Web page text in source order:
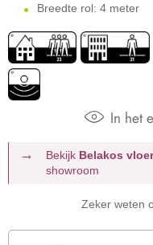
Breedte rol: 4 meter
In het
Bekijk Belakos
showroom
Zeker weten